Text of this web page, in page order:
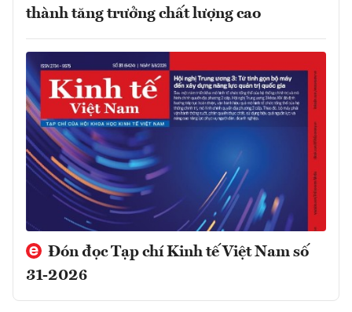
thành tăng trưởng chất lượng cao
Đón đọc Tạp chí Kinh tế Việt Nam số
31-2026